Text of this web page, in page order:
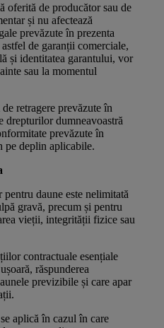
oferită de producător sau de
și nu afectează
prevăzute în prezenta
de garanții comerciale,
și identitatea garantului, vor
sau la momentul
retragere prevăzute în
drepturilor dumneavoastră
prevăzute în
pe deplin aplicabile.
daune este nelimitată
gravă, precum și pentru
vieții, integrității fizice sau
contractuale esențiale
răspunderea
previzibile și care apar
aplică în cazul în care